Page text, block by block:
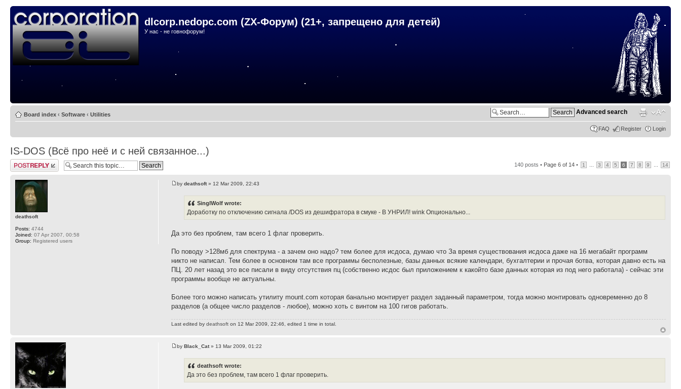
dlcorp.nedopc.com (ZX-Форум) (21+, запрещено для детей)
У нас - не говнофорум!
Board index ‹ Software ‹ Utilities Advanced search
FAQ Register Login
IS-DOS (Всё про неё и с ней связанное...)
Post a reply 140 posts • Page 6 of 14 • 1 3 4 5 6 7 8 9 14
bydeathsoft» 12 Mar 2009, 22:43
SinglWolf wrote:
Доработку по отключению сигнала /DOS из дешифратора в смуке - В УНРИЛ! wink Опционально...
Да это без проблем, там всего 1 флаг проверить.
По поводу >128мб для спектрума - а зачем оно надо? тем более для исдоса, думаю что За время существования исдоса даже на 16 мегабайт программ
никто не написал. Тем более в основном там все программы бесполезные, базы данных всякие календари, бухгалтерии и прочая ботва, которая давно есть на
ПЦ. 20 лет назад это все писали в виду отсутствия пц (собственно исдос был приложением к какойто базе данных которая из под него работала) - сейчас эти
программы вообще не актуальны.
Более того можно написать утилиту mount.com которая банально монтирует раздел заданный параметром, тогда можно монтировать одновременно до 8
разделов (а общее число разделов - любое), можно хоть с винтом на 100 гигов работать.
Last edited bydeathsoft on 12 Mar 2009, 22:46, edited 1 time in total.
deathsoft
Posts: 4744
Joined: 07 Apr 2007, 00:58
Group: Registered users
byBlack_Cat» 13 Mar 2009, 01:22
deathsoft wrote:
Да это без проблем, там всего 1 флаг проверить.